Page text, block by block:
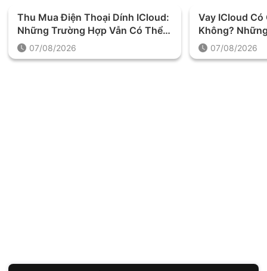
Thu Mua Điện Thoại Dính ICloud:
Những Trường Hợp Vẫn Có Thể
Định Giá Và Thu Mua
07/08/2026
Vay ICloud Có
Không?
Được Yêu Cầu
07/08/2026